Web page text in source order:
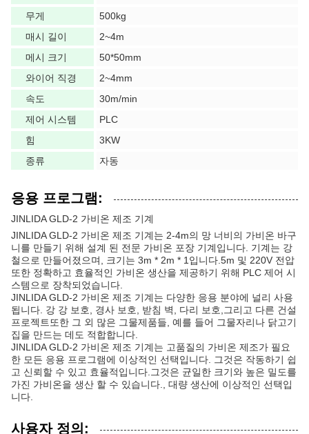
무게
500kg
매시 길이
2~4m
메시 크기
50*50mm
와이어 직경
2~4mm
속도
30m/min
제어 시스템
PLC
힘
3KW
종류
자동
응용 프로그램:
JINLIDA GLD-2 가비온 제조 기계
JINLIDA GLD-2 가비온 제조 기계는 2-4m의 망 너비의 가비온 바구
니를 만들기 위해 설계 된 전문 가비온 포장 기계입니다. 기계는 강
철으로 만들어졌으며, 크기는 3m * 2m * 1입니다.5m 및 220V 전압
또한 정확하고 효율적인 가비온 생산을 제공하기 위해 PLC 제어 시
스템으로 장착되었습니다.
JINLIDA GLD-2 가비온 제조 기계는 다양한 응용 분야에 널리 사용
됩니다. 강 강 보호, 경사 보호, 받침 벽, 다리 보호,그리고 다른 건설
프로젝트또한 그 외 많은 그물제품들, 예를 들어 그물자리나 닭고기
집을 만드는 데도 적합합니다.
JINLIDA GLD-2 가비온 제조 기계는 고품질의 가비온 제조가 필요
한 모든 응용 프로그램에 이상적인 선택입니다. 그것은 작동하기 쉽
고 신뢰할 수 있고 효율적입니다.그것은 균일한 크기와 높은 밀도를
가진 가비온을 생산 할 수 있습니다., 대량 생산에 이상적인 선택입
니다.
사용자 정의: